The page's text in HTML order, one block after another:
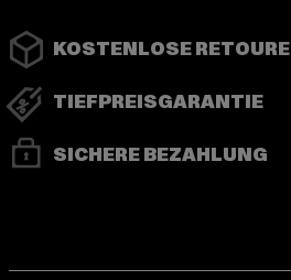
KOSTENLOSE RETOURE
TIEFPREISGARANTIE
SICHERE BEZAHLUNG